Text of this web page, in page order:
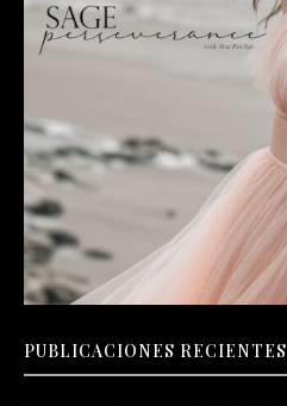
PUBLICACIONES RECIENTES